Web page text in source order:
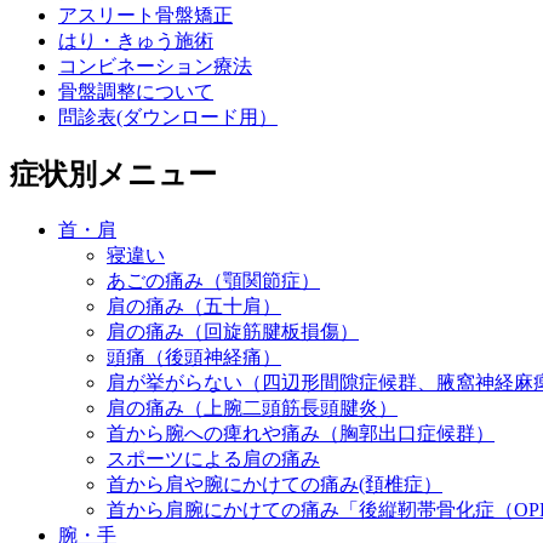
アスリート骨盤矯正
はり・きゅう施術
コンビネーション療法
骨盤調整について
問診表(ダウンロード用）
症状別メニュー
首・肩
寝違い
あごの痛み（顎関節症）
肩の痛み（五十肩）
肩の痛み（回旋筋腱板損傷）
頭痛（後頭神経痛）
肩が挙がらない（四辺形間隙症候群、腋窩神経麻
肩の痛み（上腕二頭筋長頭腱炎）
首から腕への痺れや痛み（胸郭出口症候群）
スポーツによる肩の痛み
首から肩や腕にかけての痛み(頚椎症）
首から肩腕にかけての痛み「後縦靭帯骨化症（
腕・手